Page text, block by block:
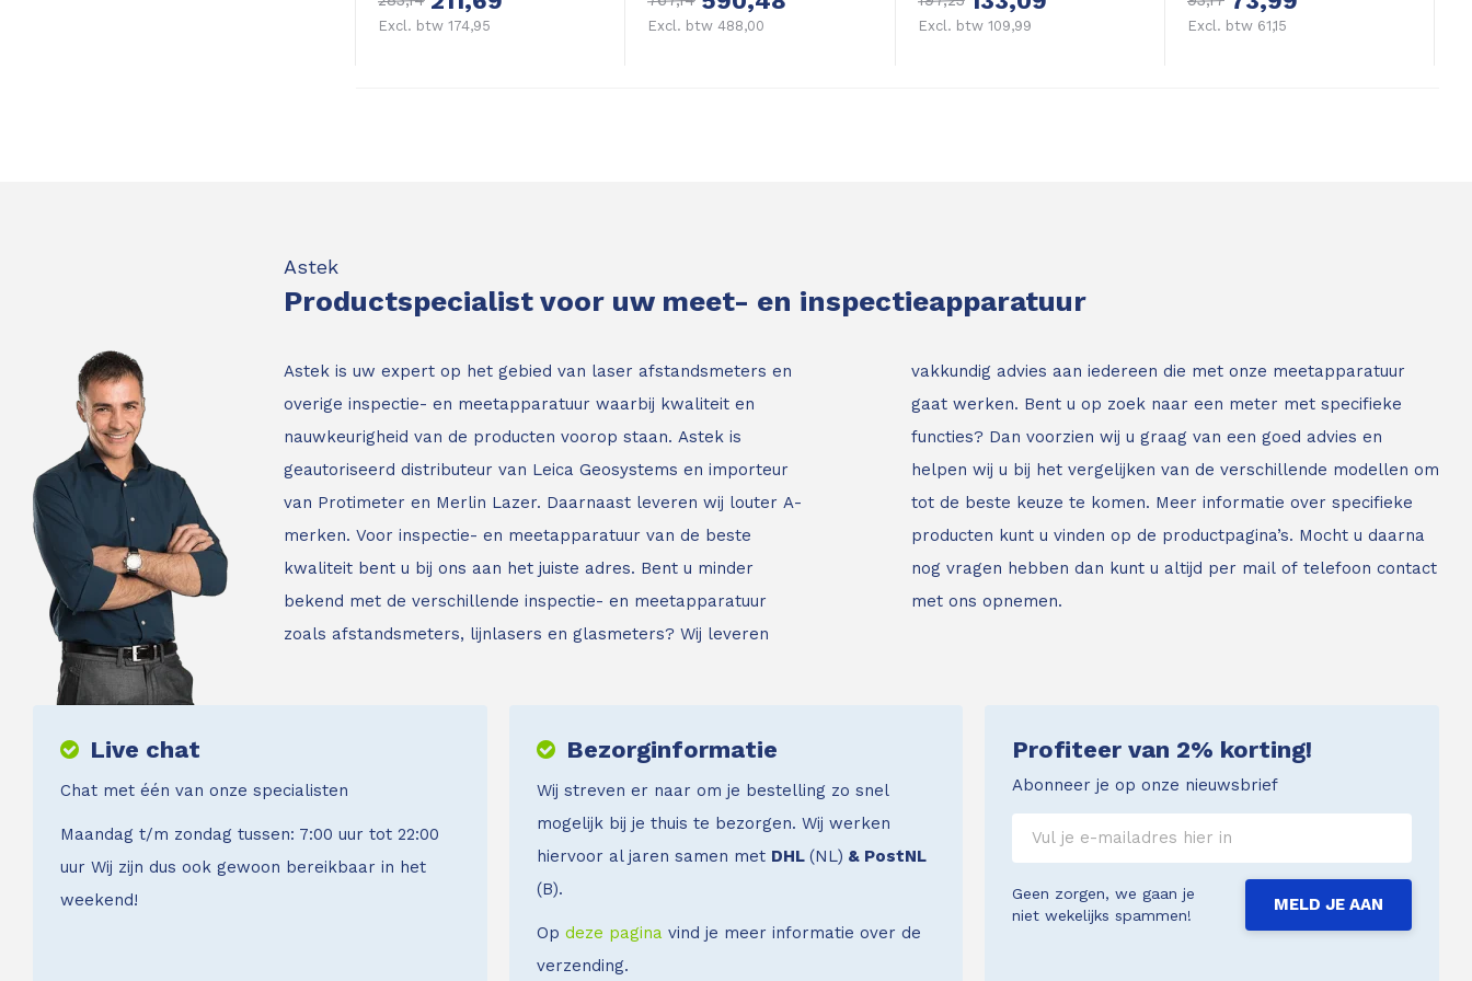
Excl. btw 174,95 Excl. btw 488,00 Excl. btw 109,99 Excl. btw 61,15
Astek
Productspecialist voor uw meet- en inspectieapparatuur
Astek is uw expert op het gebied van laser afstandsmeters en
overige inspectie- en meetapparatuur waarbij kwaliteit en
nauwkeurigheid van de producten voorop staan. Astek is
geautoriseerd distributeur van Leica Geosystems en importeur
van Protimeter en Merlin Lazer. Daarnaast leveren wij louter A-
merken. Voor inspectie- en meetapparatuur van de beste
kwaliteit bent u bij ons aan het juiste adres. Bent u minder
bekend met de verschillende inspectie- en meetapparatuur
zoals afstandsmeters, lijnlasers en glasmeters? Wij leveren
vakkundig advies aan iedereen die met onze meetapparatuur
gaat werken. Bent u op zoek naar een meter met specifieke
functies? Dan voorzien wij u graag van een goed advies en
helpen wij u bij het vergelijken van de verschillende modellen om
tot de beste keuze te komen. Meer informatie over specifieke
producten kunt u vinden op de productpagina’s. Mocht u daarna
nog vragen hebben dan kunt u altijd per mail of telefoon contact
met ons opnemen.
Live chat
Chat met één van onze specialisten
Maandag t/m zondag tussen: 7:00 uur tot 22:00
uur Wij zijn dus ook gewoon bereikbaar in het
weekend!
Bezorginformatie
Wij streven er naar om je bestelling zo snel
mogelijk bij je thuis te bezorgen. Wij werken
hiervoor al jaren samen met DHL (NL) & PostNL
(B).
Op deze pagina vind je meer informatie over de
verzending.
Profiteer van 2% korting!
Abonneer je op onze nieuwsbrief
Geen zorgen, we gaan je
niet wekelijks spammen!
MELD JE AAN